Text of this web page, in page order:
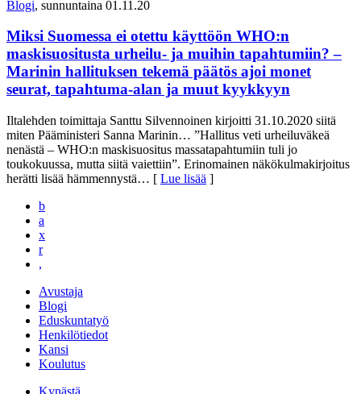
Blogi, sunnuntaina 01.11.20
Miksi Suomessa ei otettu käyttöön WHO:n
maskisuositusta urheilu- ja muihin tapahtumiin? –
Marinin hallituksen tekemä päätös ajoi monet
seurat, tapahtuma-alan ja muut kyykkyyn
Iltalehden toimittaja Santtu Silvennoinen kirjoitti 31.10.2020 siitä
miten Pääministeri Sanna Marinin… ”Hallitus veti urheiluväkeä
nenästä – WHO:n maskisuositus massatapahtumiin tuli jo
toukokuussa, mutta siitä vaiettiin”. Erinomainen näkökulmakirjoitus
herätti lisää hämmennystä… [ Lue lisää ]
b
a
x
r
,
Avustaja
Blogi
Eduskuntatyö
Henkilötiedot
Kansi
Koulutus
Kynästä